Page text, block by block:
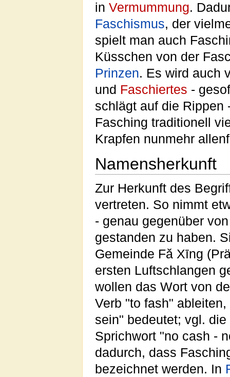
in Vermummung.
Faschismus, der
spielt man auch
Küsschen von der
Prinzen. Es wird auch
und Faschiertes -
schlägt auf die Rippen
Fasching traditionell
Krapfen nunmehr
Namensherkunft
Zur Herkunft des
vertreten. So nimmt
- genau gegenüber
gestanden zu haben.
Gemeinde Fǎ Xīng
ersten Luftschlangen
wollen das Wort von
Verb "to fash"
sein" bedeutet; vgl.
Sprichwort "no cash -
dadurch, dass
bezeichnet werden. In